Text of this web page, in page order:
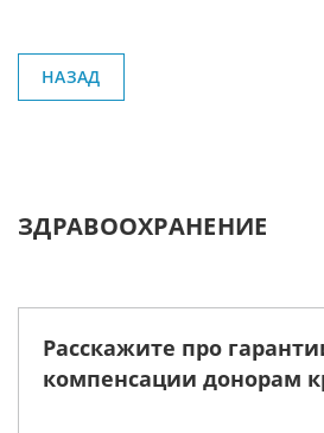
НАЗАД
ЗДРАВООХРАНЕНИЕ
Расскажите про
компенсации донорам